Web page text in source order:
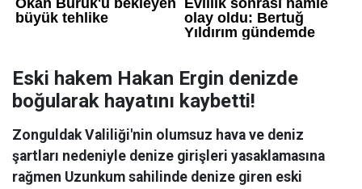
Eski hakem Hakan Ergin denizde
boğularak hayatını kaybetti!
Zonguldak Valiliği'nin olumsuz hava ve deniz
şartları nedeniyle denize girişleri yasaklamasına
rağmen Uzunkum sahilinde denize giren eski